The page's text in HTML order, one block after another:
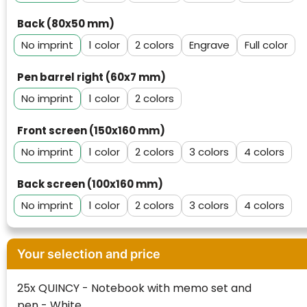
Back (80x50 mm)
No imprint
1 2 Engrave Full color
Pen barrel right (60x7 mm)
No imprint
1 2
Front screen (150x160 mm)
No imprint
1 2 3 4
Back screen (100x160 mm)
No imprint
1 2 3 4
Your selection and price
25x QUINCY - Notebook with memo set and
website in het algemeen aan de behoeften
van klanten voldoet.
Trustindex werkt samen met 137